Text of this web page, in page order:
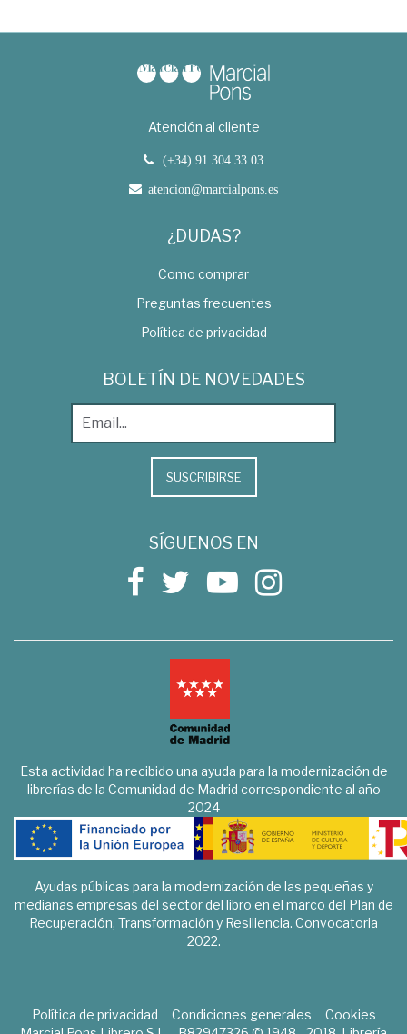
Atención al cliente
(+34) 91 304 33 03
atencion@marcialpons.es
¿DUDAS?
Como comprar
Preguntas frecuentes
Política de privacidad
BOLETÍN DE NOVEDADES
SUSCRIBIRSE
SÍGUENOS EN
Esta actividad ha recibido una ayuda para la modernización de
librerías de la Comunidad de Madrid correspondiente al año
2024
Ayudas públicas para la modernización de las pequeñas y
medianas empresas del sector del libro en el marco del Plan de
Recuperación, Transformación y Resiliencia. Convocatoria
2022.
Política de privacidad Condiciones generales
Cookies